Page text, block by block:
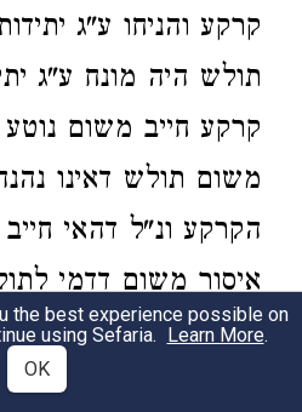
קרקע והניחו ע"ג
תולש היה מונח ע"ג
קרקע חייב משום נוטע
משום תולש דאינו
הקרקע ונ"ל דהאי
איסור משום דדמי
ממש קאמר היכי שרו
וסקילה משום קינוח
the best experience possible on
using Sefaria. Learn More.
OK